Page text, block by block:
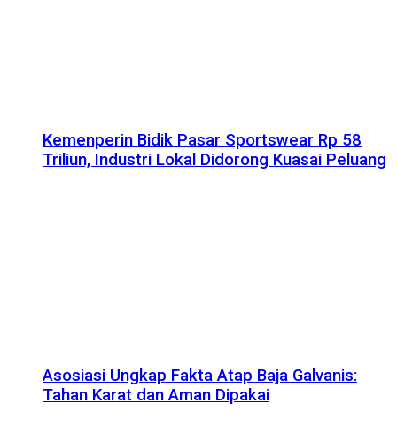
Kemenperin Bidik Pasar Sportswear Rp 58
Triliun, Industri Lokal Didorong Kuasai Peluang
Asosiasi Ungkap Fakta Atap Baja Galvanis:
Tahan Karat dan Aman Dipakai